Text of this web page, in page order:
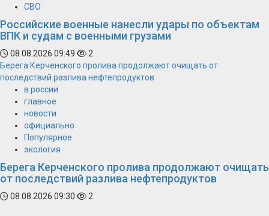
СВО
Российские военные нанесли удары по объектам
ВПК и судам с военными грузами
08.08.2026 09:49
2
Берега Керченского пролива продолжают очищать от
последствий разлива нефтепродуктов
в россии
главное
новости
официально
Популярное
экология
Берега Керченского пролива продолжают очищать
от последствий разлива нефтепродуктов
08.08.2026 09:30 2